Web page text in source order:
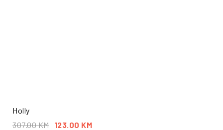
Holly
307.00KM 123.00 KM